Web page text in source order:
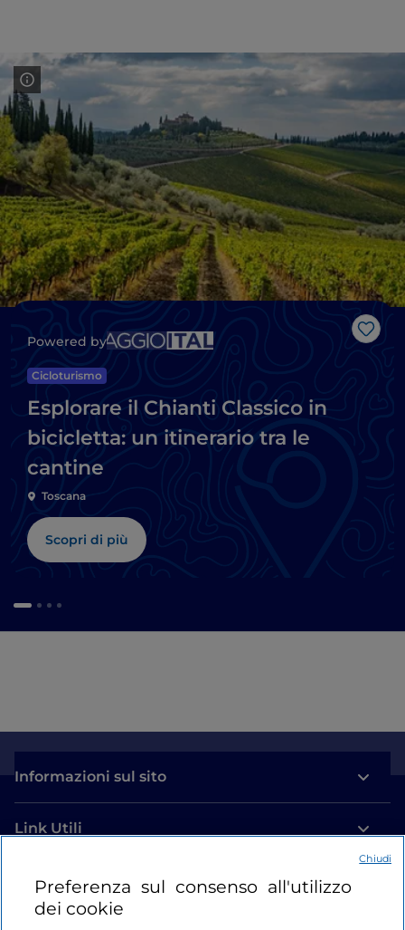
Like
Powered by
Cicloturismo
Esplorare il Chianti Classico in
bicicletta: un itinerario tra le
cantine
Toscana
Scopri di più
Informazioni sul sito
Link Utili
Login
Restiamo in contatto
Preferenza sul consenso all'utilizzo
dei cookie
Chiudi